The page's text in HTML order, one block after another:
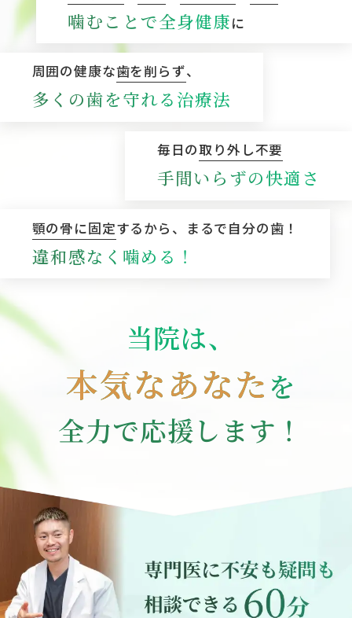
噛むことで全身健康に
周囲の健康な歯を削らず、
多くの歯を守れる治療法
毎日の取り外し不要
手間いらずの快適さ
顎の骨に固定するから、まるで自分の歯！
違和感なく噛める！
当院は、
本気なあなた を
全力で応援します！